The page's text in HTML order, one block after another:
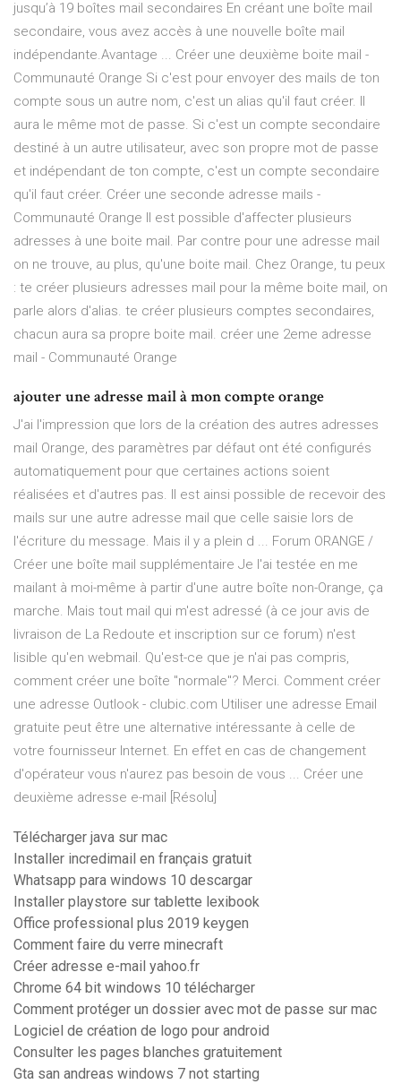
jusqu’à 19 boîtes mail secondaires En créant une boîte mail
secondaire, vous avez accès à une nouvelle boîte mail
indépendante.Avantage ... Créer une deuxième boite mail -
Communauté Orange Si c'est pour envoyer des mails de ton
compte sous un autre nom, c'est un alias qu'il faut créer. Il
aura le même mot de passe. Si c'est un compte secondaire
destiné à un autre utilisateur, avec son propre mot de passe
et indépendant de ton compte, c'est un compte secondaire
qu'il faut créer. Créer une seconde adresse mails -
Communauté Orange Il est possible d'affecter plusieurs
adresses à une boite mail. Par contre pour une adresse mail
on ne trouve, au plus, qu'une boite mail. Chez Orange, tu peux
: te créer plusieurs adresses mail pour la même boite mail, on
parle alors d'alias. te créer plusieurs comptes secondaires,
chacun aura sa propre boite mail. créer une 2eme adresse
mail - Communauté Orange
ajouter une adresse mail à mon compte orange
J'ai l'impression que lors de la création des autres adresses
mail Orange, des paramètres par défaut ont été configurés
automatiquement pour que certaines actions soient
réalisées et d'autres pas. Il est ainsi possible de recevoir des
mails sur une autre adresse mail que celle saisie lors de
l'écriture du message. Mais il y a plein d ... Forum ORANGE /
Créer une boîte mail supplémentaire Je l'ai testée en me
mailant à moi-même à partir d'une autre boîte non-Orange, ça
marche. Mais tout mail qui m'est adressé (à ce jour avis de
livraison de La Redoute et inscription sur ce forum) n'est
lisible qu'en webmail. Qu'est-ce que je n'ai pas compris,
comment créer une boîte "normale"? Merci. Comment créer
une adresse Outlook - clubic.com Utiliser une adresse Email
gratuite peut être une alternative intéressante à celle de
votre fournisseur Internet. En effet en cas de changement
d'opérateur vous n'aurez pas besoin de vous ... Créer une
deuxième adresse e-mail [Résolu]
Télécharger java sur mac
Installer incredimail en français gratuit
Whatsapp para windows 10 descargar
Installer playstore sur tablette lexibook
Office professional plus 2019 keygen
Comment faire du verre minecraft
Créer adresse e-mail yahoo.fr
Chrome 64 bit windows 10 télécharger
Comment protéger un dossier avec mot de passe sur mac
Logiciel de création de logo pour android
Consulter les pages blanches gratuitement
Gta san andreas windows 7 not starting